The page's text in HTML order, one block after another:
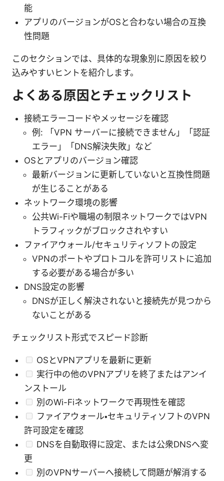
能
アプリのバージョンがOSと合わない場合の互換
性問題
このセクションでは、具体的な現象別に原因を絞り
込みやすいヒントを紹介します。
よくある原因とチェックリスト
接続エラーコードやメッセージを確認
例: 「VPN サーバーに接続できません」「認証
エラー」「DNS解決失敗」など
OSとアプリのバージョン確認
最新バージョンに更新していないと互換性問題
が生じることがある
ネットワーク環境の影響
公共Wi-Fiや職場の制限ネットワークではVPN
トラフィックがブロックされやすい
ファイアウォール/セキュリティソフトの設定
VPNのポートやプロトコルを許可リストに追加
する必要がある場合が多い
DNS設定の影響
DNSが正しく解決されないと接続先が見つから
ないことがある
チェックリスト形式でスピード診断
OSとVPNアプリを最新に更新
実行中の他のVPNアプリを終了またはアンイ
ンストール
別のWi-Fiネットワークで再現性を確認
ファイアウォール・セキュリティソフトのVPN
許可設定を確認
DNSを自動取得に設定、または公衆DNSへ変
更
別のVPNサーバーへ接続して問題が解消する